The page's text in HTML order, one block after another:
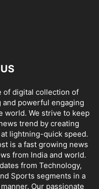
of digital collection of
powerful engaging
world. We strive to keep
trend by creating
lightning-quick speed.
is a fast growing news
from India and world.
from Technology,
Sports segments in a
Our passionate